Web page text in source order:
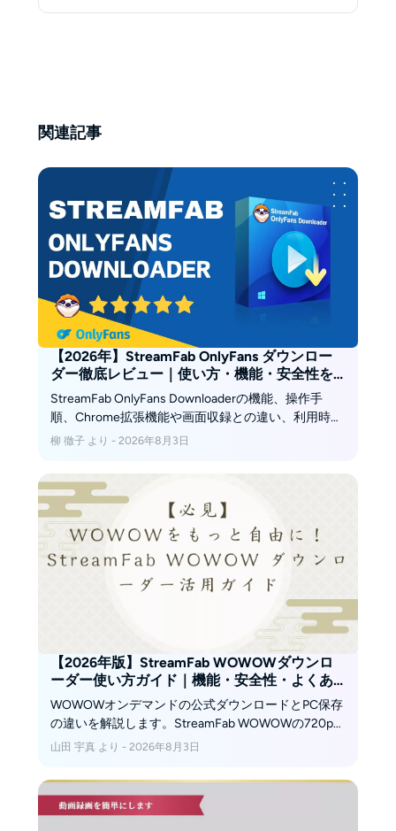
関連記事
【2026年】StreamFab OnlyFans ダウンロー
ダー徹底レビュー｜使い方・機能・安全性を
解説
StreamFab OnlyFans Downloaderの機能、操作手
順、Chrome拡張機能や画面収録との違い、利用時の
注意点を編集視点で解説します（2026年8月時
柳 徹子 より - 2026年8月3日
【2026年版】StreamFab WOWOWダウンロ
ーダー使い方ガイド｜機能・安全性・よくあ
る質問まとめ
WOWOWオンデマンドの公式ダウンロードとPC保存
の違いを解説します。StreamFab WOWOWの720p・
AAC 2.0、MP4/MKV、字幕、一括・予約処理、黒画
山田 宇真 より - 2026年8月3日